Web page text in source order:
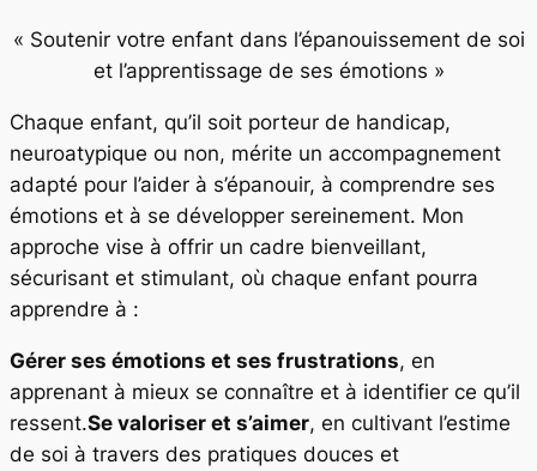
« Soutenir votre enfant dans l’épanouissement de soi
et l’apprentissage de ses émotions »
Chaque enfant, qu’il soit porteur de handicap,
neuroatypique ou non, mérite un accompagnement
adapté pour l’aider à s’épanouir, à comprendre ses
émotions et à se développer sereinement. Mon
approche vise à offrir un cadre bienveillant,
sécurisant et stimulant, où chaque enfant pourra
apprendre à :
Gérer ses émotions et ses frustrations, en
apprenant à mieux se connaître et à identifier ce qu’il
ressent.Se valoriser et s’aimer, en cultivant l’estime
de soi à travers des pratiques douces et